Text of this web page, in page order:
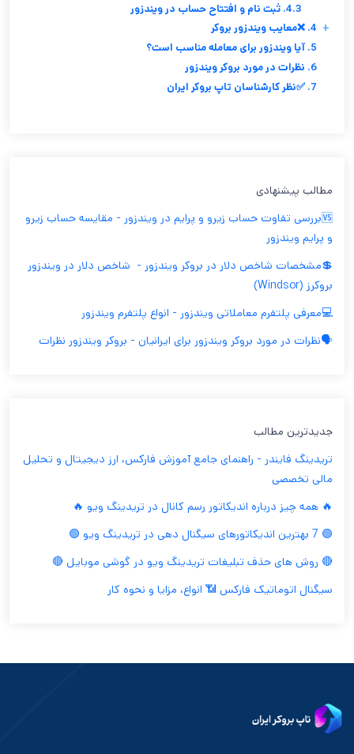
4.3. ثبت نام و افتتاح حساب در ویندزور
4. ❌معایب ویندزور بروکر +
5. آیا ویندزور برای معامله مناسب است؟
6. نظرات در مورد بروکر ویندزور
7. ✅نظر کارشناسان تاپ بروکر ایران
مطالب پیشنهادی
🆚بررسی تفاوت حساب زیرو و پرایم در ویندزور - مقایسه حساب زیرو
و پرایم ویندزور
💲مشخصات شاخص دلار در بروکر ویندزور - ‫ شاخص دلار در ویندزور
بروکرز (Windsor)
💻معرفی پلتفرم معاملاتی ویندزور - انواع پلتفرم ویندزور
🗣️نظرات در مورد بروکر ویندزور برای ایرانیان - بروکر ویندزور نظرات
جدیدترین مطالب
تریدینگ فایندر - راهنمای جامع آموزش فارکس، ارز دیجیتال و تحلیل
مالی تخصصی
🔥 همه چیز درباره اندیکاتور رسم کانال در تریدینگ ویو 🔥
🟢 7 بهترین اندیکاتورهای سیگنال دهی در تریدینگ ویو 🟢
🔴 روش های حذف تبلیغات تریدینگ ویو در گوشی موبایل 🔴
سیگنال اتوماتیک فارکس 📶 انواع، مزایا و نحوه کار